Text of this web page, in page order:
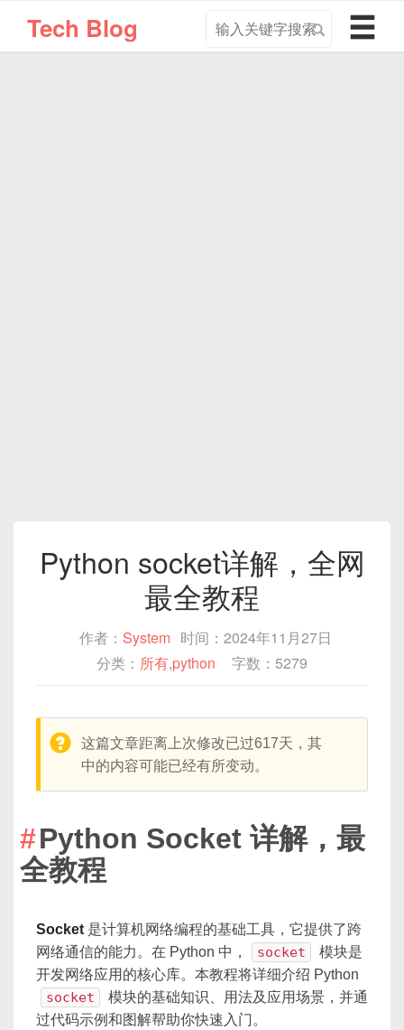
Tech Blog
导
航
Python socket详解，全网
最全教程
作者： System 时间：2024年11月27日
分类： 所有,python 字数：5279
warning:
这篇文章距离上次修改已过617天，其
中的内容可能已经有所变动。
Python Socket 详解，最
全教程
Socket 是计算机网络编程的基础工具，它提供了跨
网络通信的能力。在 Python 中，
socket
模块是
开发网络应用的核心库。本教程将详细介绍 Python
socket
模块的基础知识、用法及应用场景，并通
过代码示例和图解帮助你快速入门。